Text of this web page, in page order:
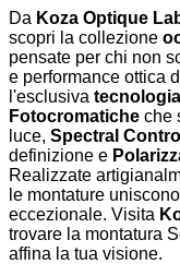
Da Koza Optique
scopri la collezione
pensate per chi non
e performance ottica
l'esclusiva
Fotocromatiche che
luce, Spectral
definizione e
Realizzate
le montature
eccezionale. Visita
trovare la montatura
affina la tua visione.